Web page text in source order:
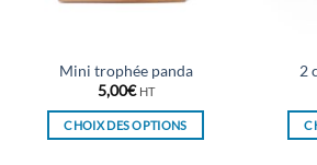
Mini trophée panda
5,00€ HT
CHOIX DES OPTIONS
2